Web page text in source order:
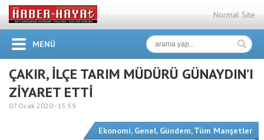
Normal Site
MENÜ
ÇAKIR, İLÇE TARIM MÜDÜRÜ GÜNAYDIN’I
ZİYARET ETTİ
07 Ocak 2020 - 15:59
Ekonomi, Genel, Gündem,Tüm Manşetler